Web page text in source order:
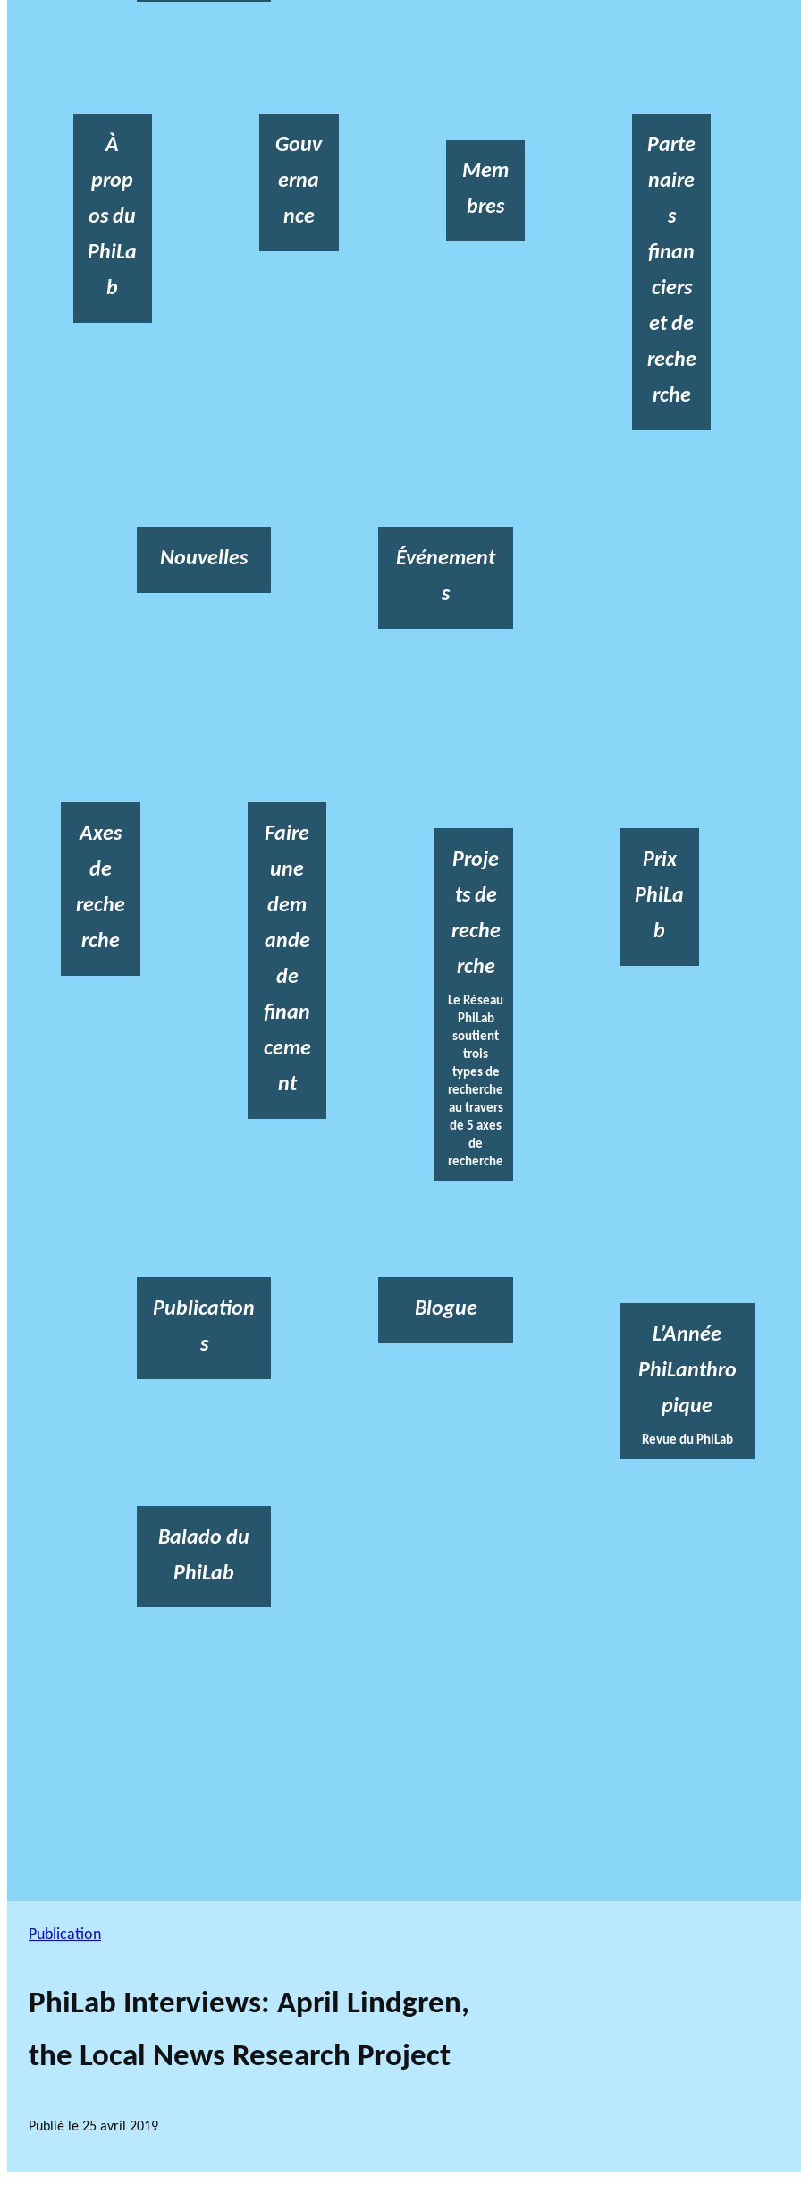
À
prop
os du
PhiLa
b
Gouv
erna
nce
Mem
bres
Parte
naire
s
finan
ciers
et de
reche
rche
Nouvelles
Événement
s
Axes
de
reche
rche
Faire
une
dem
ande
de
finan
ceme
nt
Proje
ts de
reche
rche
Le Réseau
PhiLab
soutient
trois
types de
recherche
au travers
de 5 axes
de
recherche
Prix
PhiLa
b
Publication
s
Blogue
L’Année
PhiLanthro
pique
Revue du PhiLab
Balado du
PhiLab
Publication
PhiLab Interviews: April Lindgren,
the Local News Research Project
Publié le 25 avril 2019